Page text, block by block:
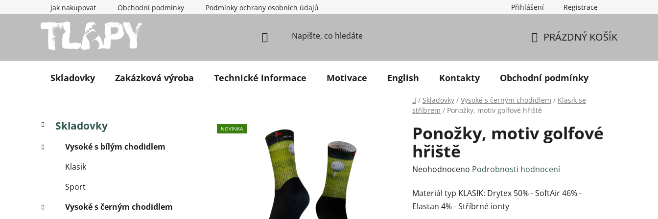
Přejít na obsahJak nakupovat Obchodní podmínky Podmínky ochrany osobních údajů Přihlášení Registrace
PRÁZDNÝ KOŠÍK
Skladovky Zakázková výroba Technické informace Motivace English Kontakty Obchodní podmínky
Domů
/ Skladovky / Vysoké s černým chodidlem / Klasik se
stříbrem / Ponožky, motiv golfové hřiště
Postranní panel
Přeskočit kategorie
Kategorie
Skladovky
Vysoké s bílým chodidlem
Klasik
Sport
Vysoké s černým chodidlem
Ponožky, motiv golfové
hřiště
Průměrné hodnocení produktu je 0,0 z 5 hvězdiček.
Neohodnoceno Podrobnosti hodnocení
Materiál typ KLASIK: Drytex 50% - SoftAir 46% -
Elastan 4% - Stříbrné ionty
NOVINKA